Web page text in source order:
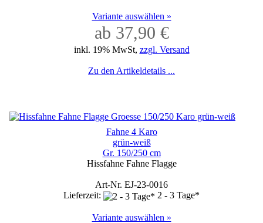
Variante auswählen »
ab 37,90 €
inkl. 19% MwSt, zzgl. Versand
Zu den Artikeldetails ...
Fahne 4 Karo
grün-weiß
Gr. 150/250 cm
Hissfahne Fahne Flagge
Art-Nr. EJ-23-0016
Lieferzeit:
2 - 3 Tage*
Variante auswählen »